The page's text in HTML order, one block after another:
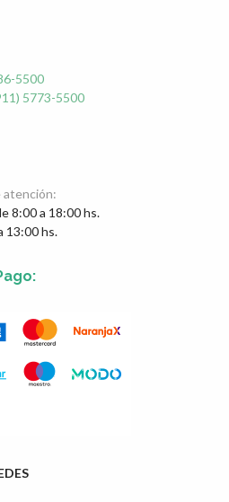
5500
5773-5500
atención:
8:00 a 18:00 hs.
13:00 hs.